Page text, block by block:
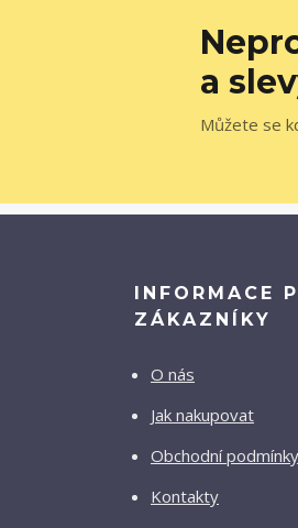
a
Můžete se
INFORMACE
ZÁKAZNÍKY
O nás
Jak nakupovat
Obchodní podmínky
Kontakty